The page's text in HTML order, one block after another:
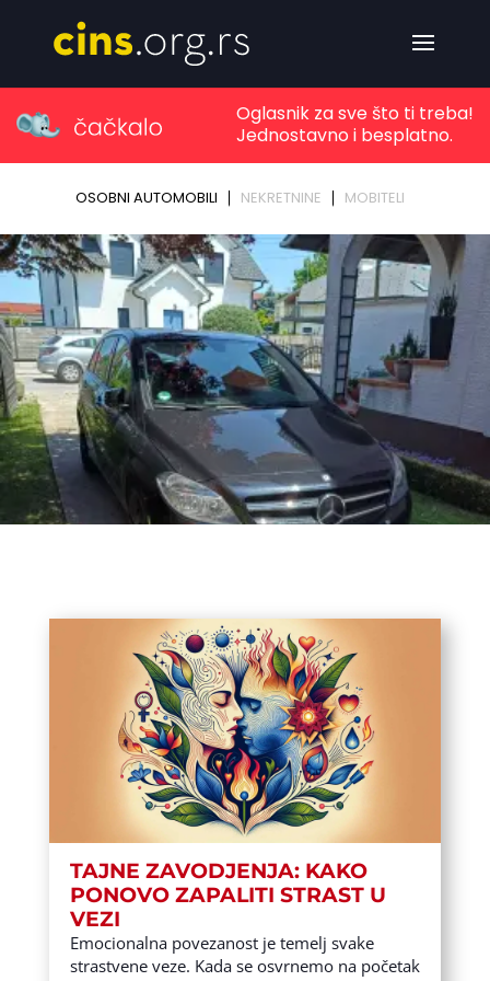
TAJNE ZAVODJENJA: KAKO
PONOVO ZAPALITI STRAST U
VEZI
Emocionalna povezanost je temelj svake
strastvene veze. Kada se osvrnemo na početak